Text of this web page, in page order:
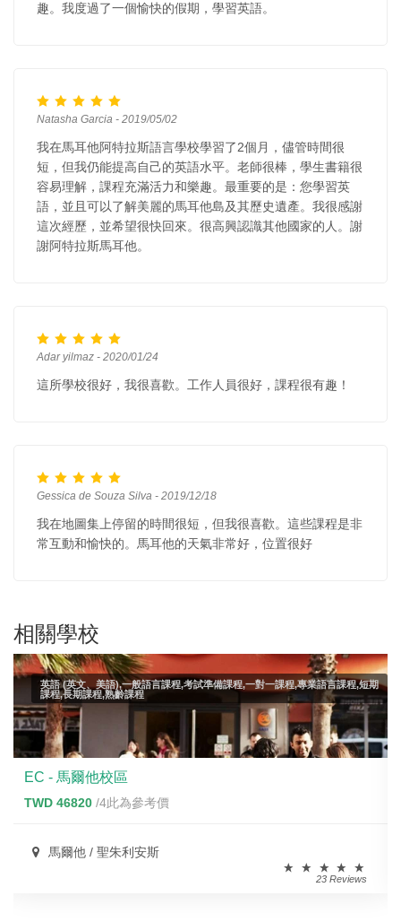
趣。我度過了一個愉快的假期，學習英語。
Natasha Garcia - 2019/05/02
我在馬耳他阿特拉斯語言學校學習了2個月，儘管時間很
短，但我仍能提高自己的英語水平。老師很棒，學生書籍很
容易理解，課程充滿活力和樂趣。最重要的是：您學習英
語，並且可以了解美麗的馬耳他島及其歷史遺產。我很感謝
這次經歷，並希望很快回來。很高興認識其他國家的人。謝
謝阿特拉斯馬耳他。
Adar yilmaz - 2020/01/24
這所學校很好，我很喜歡。工作人員很好，課程很有趣！
Gessica de Souza Silva - 2019/12/18
我在地圖集上停留的時間很短，但我很喜歡。這些課程是非
常互動和愉快的。馬耳他的天氣非常好，位置很好
相關學校
英語 (英文、美語),一般語言課程,考試準備課程,一對一課程,專業語言課程,短期
課程,長期課程,熟齡課程
EC - 馬爾他校區
TWD 46820 /4此為參考價
馬爾他 / 聖朱利安斯
23 Reviews